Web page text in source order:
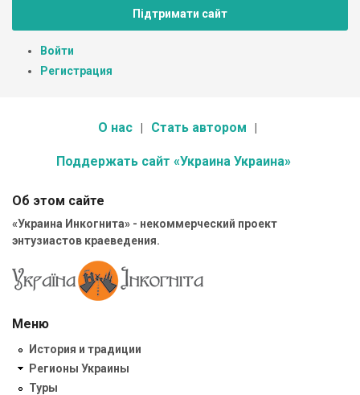
Підтримати сайт
Войти
Регистрация
О нас Стать автором
Поддержать сайт «Украина Украина»
Об этом сайте
«Украина Инкогнита» - некоммерческий проект
энтузиастов краеведения.
Меню
История и традиции
Регионы Украины
Туры